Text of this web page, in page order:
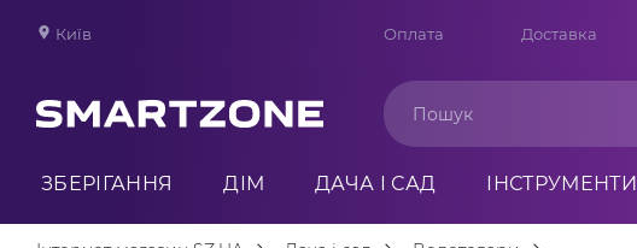
Київ Оплата Доставка
ЗБЕРІГАННЯ ДІМ ДАЧА І САД ІНСТРУМЕНТИ